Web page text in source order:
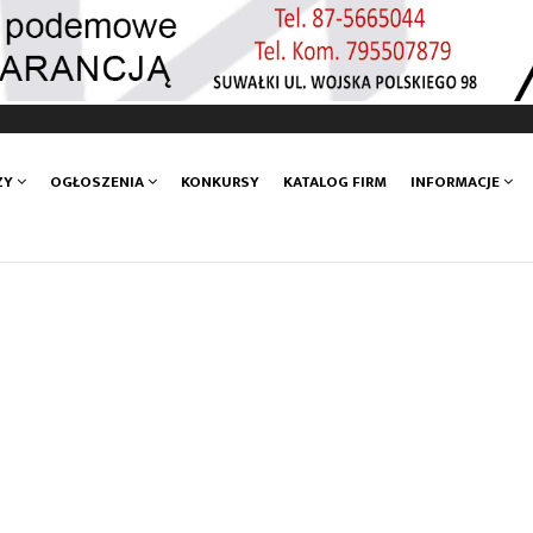
OGŁOSZENIA KONKURSY KATALOG FIRM INFORMACJE